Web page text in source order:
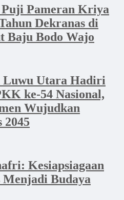
Pameran Kriya
Dekranas di
Baju Bodo Wajo
Utara Hadiri
ke-54 Nasional,
Wujudkan
2045
Kesiapsiagaan
Menjadi Budaya